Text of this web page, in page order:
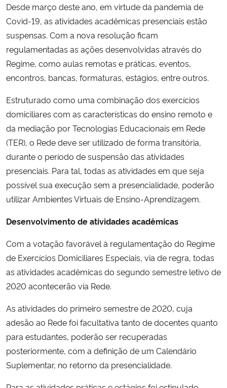
Controladoria-Geral da União
Ministério da Mulher, da Família e dos Direitos Humanos
Secretaria-Geral
Secretaria de Governo
Gabinete de Segurança Institucional
Advocacia-Geral da União
Banco Central do Brasil
Desde março deste ano, em virtude da pandemia de
Covid-19, as atividades acadêmicas presenciais estão
suspensas. Com a nova resolução ficam
regulamentadas as ações desenvolvidas através do
Regime, como aulas remotas e práticas, eventos,
encontros, bancas, formaturas, estágios, entre outros.
Estruturado como uma combinação dos exercícios
domiciliares com as características do ensino remoto e
da mediação por Tecnologias Educacionais em Rede
(TER), o Rede deve ser utilizado de forma transitória,
durante o período de suspensão das atividades
presenciais. Para tal, todas as atividades em que seja
possível sua execução sem a presencialidade, poderão
utilizar Ambientes Virtuais de Ensino-Aprendizagem.
Desenvolvimento de atividades acadêmicas
Com a votação favorável à regulamentação do Regime
de Exercícios Domiciliares Especiais, via de regra, todas
as atividades acadêmicas do segundo semestre letivo de
2020 acontecerão via Rede.
As atividades do primeiro semestre de 2020, cuja
adesão ao Rede foi facultativa tanto de docentes quanto
para estudantes, poderão ser recuperadas
posteriormente, com a definição de um Calendário
Suplementar, no retorno da presencialidade.